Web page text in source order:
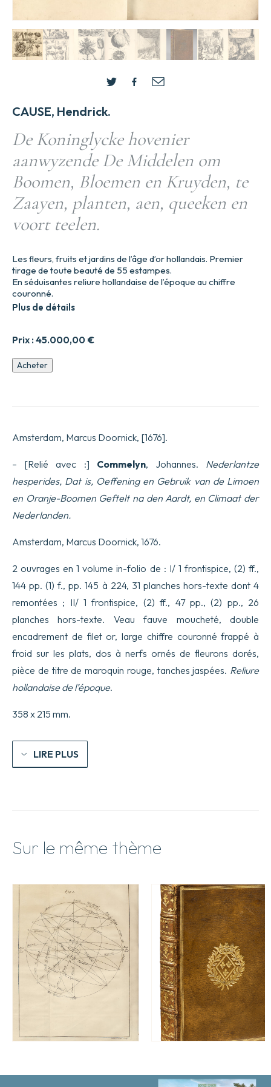
CAUSE, Hendrick.
De Koninglycke hovenier
aanwyzende De Middelen om
Boomen, Bloemen en Kruyden, te
Zaayen, planten, aen, queeken en
voort teelen.
Prix :45.000,00 €
Les fleurs, fruits et jardins de l’âge d’or hollandais. Premier
tirage de toute beauté de 55 estampes.
En séduisantes reliure hollandaise de l’époque au chiffre
couronné.
Plus de détails
quantité
de
Middelen
Boomen,
Bloemen
en
Kruyden,
te
Zaayen,
aen,
queeken
voort
teelen.
Acheter
Amsterdam, Marcus Doornick, [1676].
– [Relié avec :] Commelyn, Johannes. Nederlantze
hesperides, Dat is, Oeffening en Gebruik van de Limoen
en Oranje-Boomen Geftelt na den Aardt, en Climaat der
Nederlanden.
Amsterdam, Marcus Doornick, 1676.
2 ouvrages en 1 volume in-folio de : I/ 1 frontispice, (2) ff.,
144 pp. (1) f., pp. 145 à 224, 31 planches hors-texte dont 4
remontées ; II/ 1 frontispice, (2) ff., 47 pp., (2) pp., 26
planches hors-texte. Veau fauve moucheté, double
encadrement de filet or, large chiffre couronné frappé à
froid sur les plats, dos à nerfs ornés de fleurons dorés,
pièce de titre de maroquin rouge, tanches jaspées. Reliure
hollandaise de l’époque.
358 x 215 mm.
LIRE PLUS
Sur le même thème